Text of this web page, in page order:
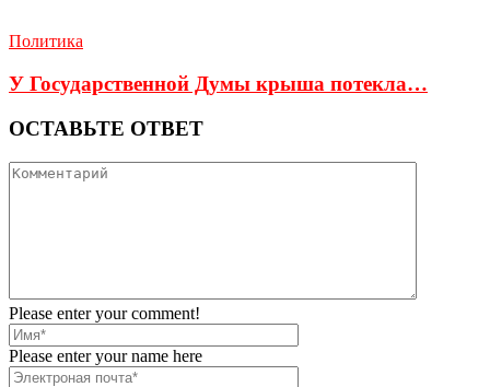
Политика
У Государственной Думы крыша потекла…
ОСТАВЬТЕ ОТВЕТ
Please enter your comment!
Please enter your name here